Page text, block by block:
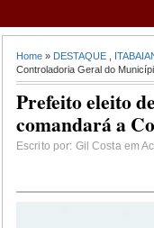
Home » DESTAQUE
Controladoria Geral do
Prefeito eleito
comandará a
Escrito por: Gil Costa em